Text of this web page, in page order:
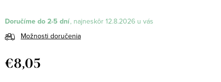
Doručíme do 2-5 dní
12.8.2026
Možnosti doručenia
€8,05